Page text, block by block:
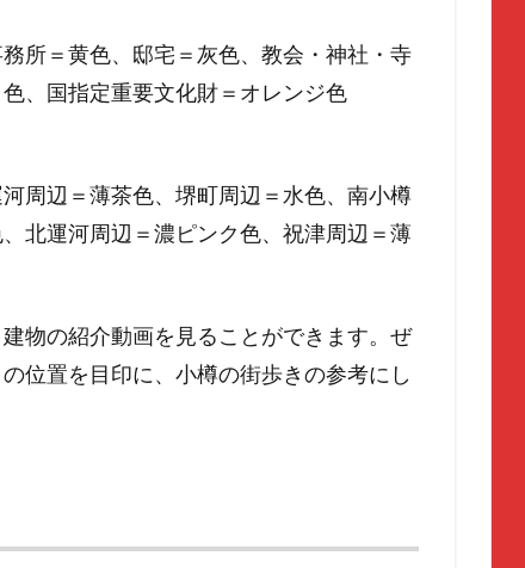
所＝黄色、邸宅＝灰色、教会・神社・寺
、国指定重要文化財＝オレンジ色
周辺＝薄茶色、堺町周辺＝水色、南小樽
北運河周辺＝濃ピンク色、祝津周辺＝薄
物の紹介動画を見ることができます。ぜ
位置を目印に、小樽の街歩きの参考にし